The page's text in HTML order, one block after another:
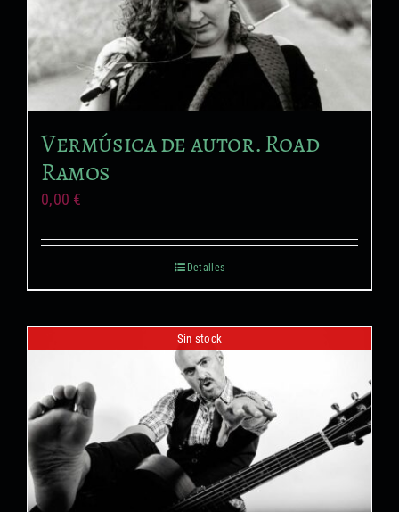
Vermúsica de autor. Road
Ramos
0,00 €
Detalles
Sin stock